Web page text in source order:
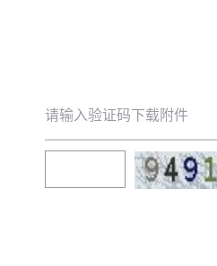
请输入验证码下载附件